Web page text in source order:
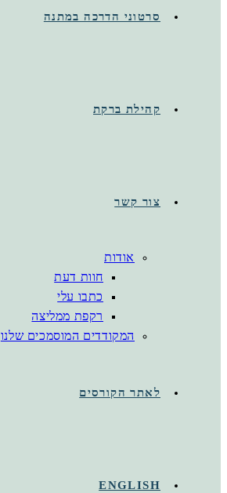
סרטוני הדרכה במתנה
קהילת ברקת
צור קשר
אודות
חוות דעת
כתבו עלי
רקפת ממליצה
המקודדים המוסמכים שלנו
לאתר הקורסים
ENGLISH